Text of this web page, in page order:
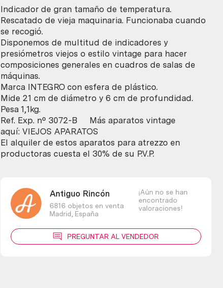
De
vieja
Temperature
indicator
cantidad
Indicador de gran tamaño de temperatura.
Rescatado de vieja maquinaria. Funcionaba cuando
se recogió.
Disponemos de multitud de indicadores y
presiómetros viejos o estilo vintage para hacer
composiciones generales en cuadros de salas de
máquinas.
Marca INTEGRO con esfera de plástico.
Mide 21 cm de diámetro y 6 cm de profundidad.
Pesa 1,1kg.
Ref. Exp. nº 3072-B Más aparatos vintage
aquí: VIEJOS APARATOS
El alquiler de estos aparatos para atrezzo en
productoras cuesta el 30% de su P.V.P.
Antiguo Rincón
6816 objetos en venta
Madrid, España
¡Aún no se han
encontrado
valoraciones!
PREGUNTAR AL VENDEDOR